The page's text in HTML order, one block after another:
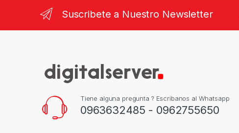
Suscribete a Nuestro Newsletter
Tiene alguna pregunta ? Escribanos al Whatsapp
0963632485 - 0962755650